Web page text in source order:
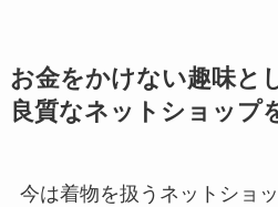
お金をかけない趣味と
良質なネットショップ
今は着物を扱うネットショ